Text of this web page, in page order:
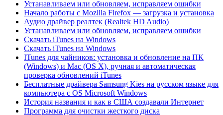
Устанавливаем или обновляем, исправляем ошибки
Начало работы с Mozilla Firefox — загрузка и установка
Аудио драйвер реалтек (Realtek HD Audio)
Устанавливаем или обновляем, исправляем ошибки
Скачать iTunes на Windows
Скачать iTunes на Windows
ITunes для чайников: установка и обновление на ПК
(Windows) и Mac (OS X), ручная и автоматическая
проверка обновлений iTunes
Бесплатные драйвера Samsung Kies на русском языке для
компьютера с OS Microsoft Windows
История названия и как в США создавали Интернет
Программа для очистки жесткого диска